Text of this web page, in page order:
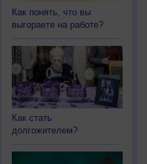
Как понять, что вы
выгораете на работе?
Как стать
долгожителем?